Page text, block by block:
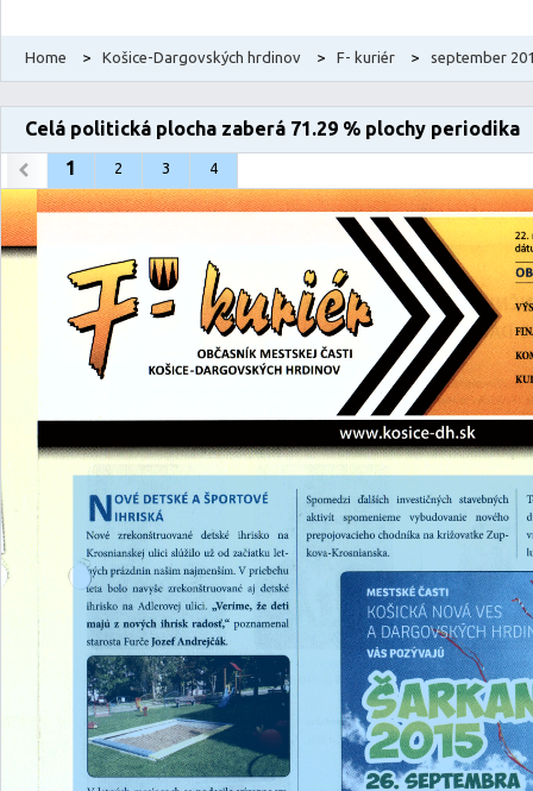
Home > Košice-Dargovských hrdinov > F- kuriér > september
Celá politická plocha zaberá 71.29 % plochy periodika
1
2 3 4